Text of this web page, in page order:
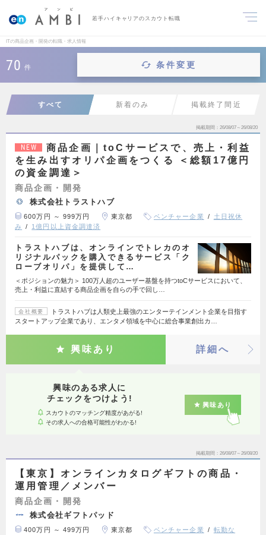
若手ハイキャリアのスカウト転職
ITの商品企画・開発の転職・求人情報
70 件 条件変更
すべて 新着のみ 掲載終了間近
掲載期間 26/08/07～26/08/20
NEW
商品企画｜toCサービスで、売上・利益
を生み出すオリパ企画をつくる ＜総額17億円
の資金調達＞
商品企画・開発
株式会社トラストハブ
600万円 ～ 999万円 東京都 ベンチャー企業
土日祝休
み
1億円以上資金調達済
トラストハブは、オンラインでトレカのオ
リジナルパックを購入できるサービス「ク
ローブオリパ」を提供して…
＜ポジションの魅力＞ 100万人超のユーザー基盤を持つtoCサービスにおいて、
売上・利益に直結する商品企画を自らの手で回し…
会社概要
トラストハブは人類史上最強のエンターテインメント企業を目指す
スタートアップ企業であり、エンタメ領域を中心に総合事業創出カ…
興味あり 詳細へ
興味のある求人に
チェックをつけよう!
スカウトのマッチング精度があがる!
その求人への合格可能性がわかる!
興味あり
掲載期間 26/08/07～26/08/20
【東京】オンラインカタログギフトの商品・
運用管理／メンバー
商品企画・開発
株式会社ギフトパッド
400万円 ～ 499万円 東京都 ベンチャー企業
転勤な